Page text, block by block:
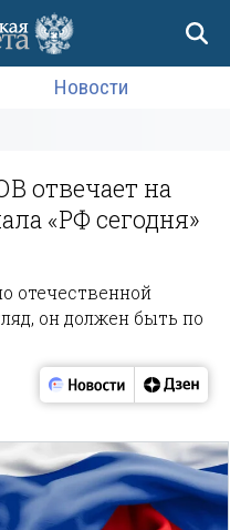
Новости
отвечает на
«РФ сегодня»
отечественной
он должен быть по